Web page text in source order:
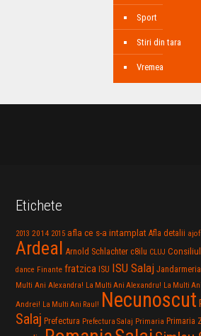
Sport
Stiri din tara
Vremea
Etichete
2013 2014 2015 afla ce s-a intamplat Afla detalii
Ardeal Arnold Schlachter c8ilu CLUJ
dance Finante fratzica ISU ISU Salaj
Multi Ani Alexandra! La Multi Ani Alexandru! La Multi
Andrei! La Multi Ani Raul! Necunoscut
Salaj Prefectura Prefectura Salaj Primaria Primaria